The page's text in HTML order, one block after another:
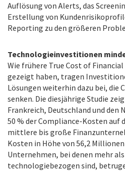
Auflösung von Alerts, das
Erstellung von
Reporting zu den größeren
Technologieinvestitionen
Wie frühere True Cost of
gezeigt haben, tragen
Lösungen weiterhin dazu bei, die
senken. Die diesjährige Studie
Frankreich, Deutschland und den
50 % der Compliance-Kosten
mittlere bis große
Kosten in Höhe von 56,2
Unternehmen, bei denen mehr
technologiebezogen sind,